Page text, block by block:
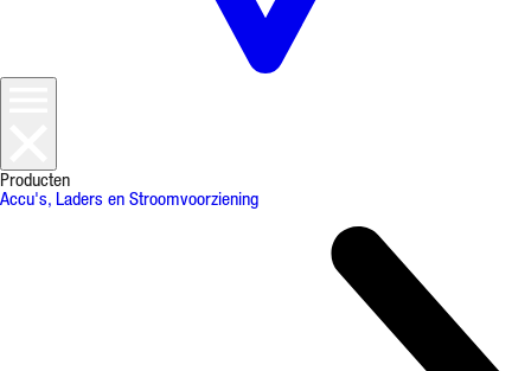
Producten
Accu's, Laders en Stroomvoorziening